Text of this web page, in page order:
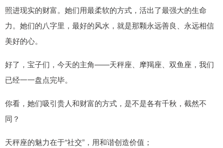
照进现实的财富。她们用最柔软的方式，活出了最强大的生命
力。她们的八字里，最好的风水，就是那颗永远善良、永远相信
美好的心。
好了，宝子们，今天的主角——天秤座、摩羯座、双鱼座，我们
已经一一盘点完毕。
你看，她们吸引贵人和财富的方式，是不是各有千秋，截然不
同？
天秤座的魅力在于“社交”，用和谐创造价值；